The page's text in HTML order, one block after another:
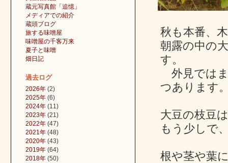
秋も本番、
朝露の中の
す。
外見では
つあります
大豆の枝豆
もう少しで
根や茎や葉
蔵元写真館「追憶」
メディアでの紹介
蔵頭ブログ
旅する味噌屋
味噌屋の千客万来
夏子と味噌
畑日記
過去ログ
2026年 (2)
2025年 (6)
2024年 (11)
2023年 (21)
2022年 (47)
2021年 (48)
2020年 (43)
2019年 (64)
2018年 (50)